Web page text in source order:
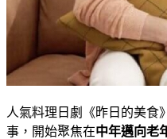
人氣料理日劇《昨日的美食
事，開始聚焦在中年邁向老